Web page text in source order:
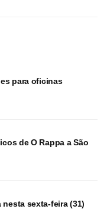
para oficinas
de O Rappa a São
sexta-feira (31)